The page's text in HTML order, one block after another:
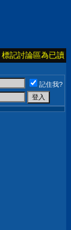
標記討論區為已讀
記住我?